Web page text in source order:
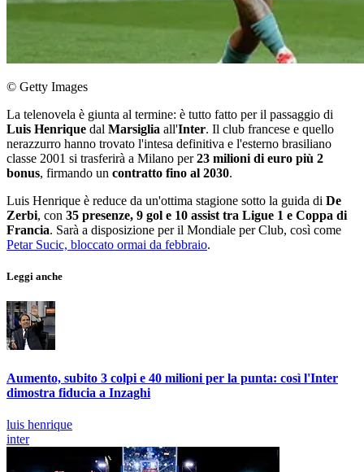
© Getty Images
La telenovela è giunta al termine: è tutto fatto per il passaggio di
Luis Henrique dal Marsiglia all'Inter. Il club francese e quello
nerazzurro hanno trovato l'intesa definitiva e l'esterno brasiliano
classe 2001 si trasferirà a Milano per23 milioni di euro più 2
bonus, firmando un contratto fino al 2030.
Luis Henrique è reduce da un'ottima stagione sotto la guida di De
Zerbi, con 35 presenze, 9 gol e 10 assist tra Ligue 1 e Coppa di
Francia. Sarà a disposizione per il Mondiale per Club, così come
Petar Sucic, bloccato ormai da febbraio.
Leggi anche
Aumento, subito 3 colpi e 40 milioni per la punta: così l'Inter
dimostra fiducia a Inzaghi
luis henrique
inter